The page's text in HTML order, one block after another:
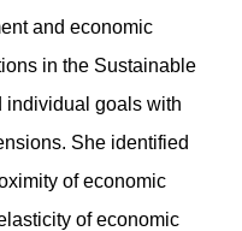
and economic
in the Sustainable
individual goals with
She identified
of economic
of economic